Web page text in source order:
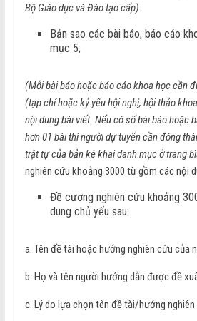
Bộ Giáo dục và Đào tạo cấp).
Bản sao các bài báo, báo cáo
mục 5;
(Mỗi bài báo hoặc báo cáo khoa học cần
(tạp chí hoặc kỷ yếu hội nghị, hội thảo
nội dung bài viết. Nếu có số bài báo hoặc
hơn 01 bài thì người dự tuyển cần đóng
trật tự của bản kê khai danh mục ở trang
nghiên cứu khoảng 3000 từ gồm các nội
Đề cương nghiên cứu khoảng
dung chủ yếu sau:
a. Tên đề tài hoặc hướng nghiên cứu của
b. Họ và tên người hướng dẫn được đề
c. Lý do lựa chọn tên đề tài/hướng nghiên